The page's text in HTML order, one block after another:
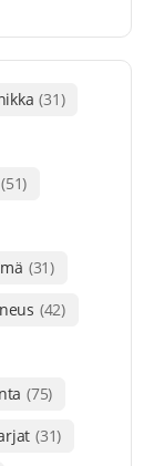
(31)
(51)
(31)
(42)
(75)
(31)